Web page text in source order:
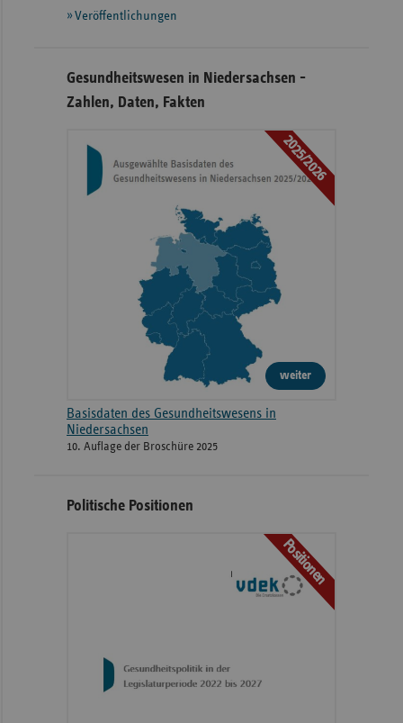
Veröffentlichungen
Gesundheitswesen in Niedersachsen -
Zahlen, Daten, Fakten
2025/2026
weiter
Basisdaten des Gesundheitswesens in
Niedersachsen
10. Auflage der Broschüre 2025
Politische Positionen
Positionen